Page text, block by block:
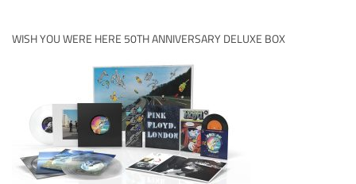
WISH YOU WERE HERE 50TH ANNIVERSARY DELUXE BOX